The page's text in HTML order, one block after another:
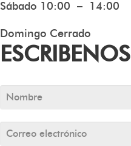
Sábado 10:00 – 14:00
Domingo Cerrado
ESCRIBENOS